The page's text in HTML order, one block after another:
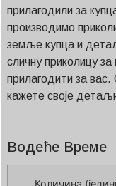
прилагодили за
производимо
земље купца и
сличну приколицу за
прилагодити за
кажете своје
Водеће Време